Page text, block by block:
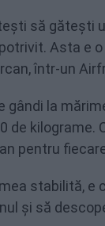
să gătești
Asta e
într-un
gândi la
de
pentru
stabilită, e
și să